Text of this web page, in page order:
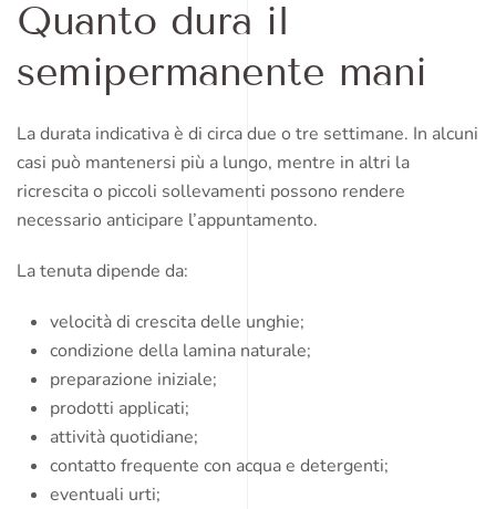
Quanto dura il
semipermanente mani
La durata indicativa è di circa due o tre settimane. In alcuni
casi può mantenersi più a lungo, mentre in altri la
ricrescita o piccoli sollevamenti possono rendere
necessario anticipare l’appuntamento.
La tenuta dipende da:
velocità di crescita delle unghie;
condizione della lamina naturale;
preparazione iniziale;
prodotti applicati;
attività quotidiane;
contatto frequente con acqua e detergenti;
eventuali urti;